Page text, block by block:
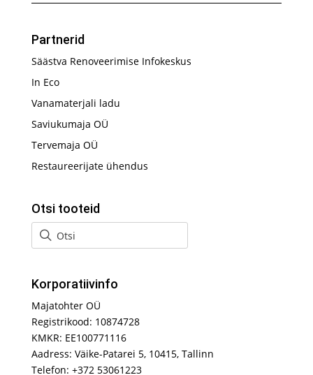
Partnerid
Säästva Renoveerimise Infokeskus
In Eco
Vanamaterjali ladu
Saviukumaja OÜ
Tervemaja OÜ
Restaureerijate ühendus
Otsi tooteid
Korporatiivinfo
Majatohter OÜ
Registrikood: 10874728
KMKR: EE100771116
Aadress: Väike-Patarei 5, 10415, Tallinn
Telefon: +372 53061223